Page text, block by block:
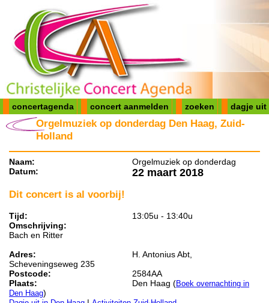
concertagenda concert aanmelden zoeken dagje uit
Orgelmuziek op donderdag Den Haag, Zuid-
Holland
Naam:
Orgelmuziek op donderdag
Datum:
22 maart 2018
Dit concert is al voorbij!
Tijd:
13:05u - 13:40u
Omschrijving:
Bach en Ritter
Adres:
H. Antonius Abt,
Scheveningseweg 235
Postcode:
2584AA
Plaats:
Den Haag (Boek overnachting in
Den Haag)